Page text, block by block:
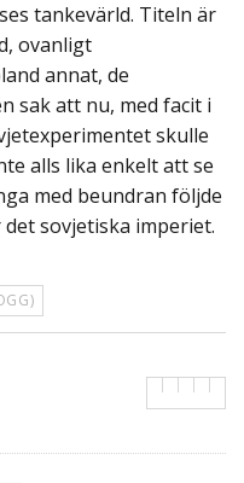
tankevärld. Titeln är
ovanligt
annat, de
sak att nu, med facit i
skulle
alls lika enkelt att se
med beundran följde
sovjetiska imperiet.